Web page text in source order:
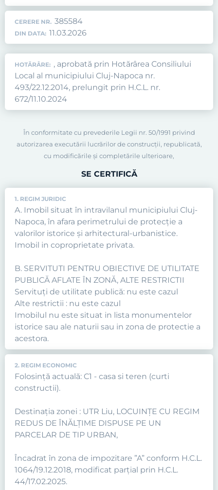
CERERE NR. 385584
DIN DATA: 11.03.2026
HOTĂRÂRE: , aprobată prin Hotărârea Consiliului
Local al municipiului Cluj-Napoca nr.
493/22.12.2014, prelungit prin H.C.L. nr.
672/11.10.2024
În conformitate cu prevederile Legii nr. 50/1991 privind
autorizarea executării lucrărilor de construcţii, republicată,
cu modificările şi completările ulterioare,
SE CERTIFICĂ
1. REGIM JURIDIC
A. Imobil situat în intravilanul municipiului Cluj-
Napoca, în afara perimetrului de protecţie a
valorilor istorice şi arhitectural-urbanistice.
Imobil in coproprietate privata.
B. SERVITUTI PENTRU OBIECTIVE DE UTILITATE
PUBLICĂ AFLATE ÎN ZONĂ, ALTE RESTRICTII
Servituţi de utilitate publică: nu este cazul
Alte restrictii : nu este cazul
Imobilul nu este situat in lista monumentelor
istorice sau ale naturii sau in zona de protectie a
acestora.
2. REGIM ECONOMIC
Folosință actuală: C1 - casa si teren (curti
constructii).
Destinația zonei : UTR Liu, LOCUINŢE CU REGIM
REDUS DE ÎNĂLŢIME DISPUSE PE UN
PARCELAR DE TIP URBAN,
Încadrat în zona de impozitare ”A” conform H.C.L.
1064/19.12.2018, modificat parțial prin H.C.L.
44/17.02.2025.